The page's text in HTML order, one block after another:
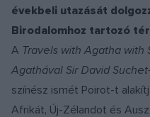
évekbeli utazását
Birodalomhoz tartozó
A Travels with Agatha with
Agathával Sir David
színész ismét Poirot-t
Afrikát, Új-Zélandot és